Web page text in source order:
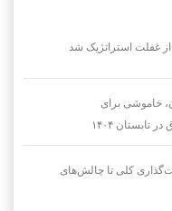
از غفلت استراتژیک شد
خاموشی برای
۱۴۰۴
کلی تا چالش‌های